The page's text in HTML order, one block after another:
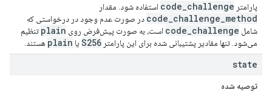
پارامتر code_challenge استفاده شود. مقدار
code_challenge_method در صورت عدم وجود در درخواستی که
شامل code_challenge است، به صورت پیش‌فرض روی plain تنظیم
می‌شود. تنها مقادیر پشتیبانی شده برای این پارامتر S256 یا plain هستند.
state
توصیه شده